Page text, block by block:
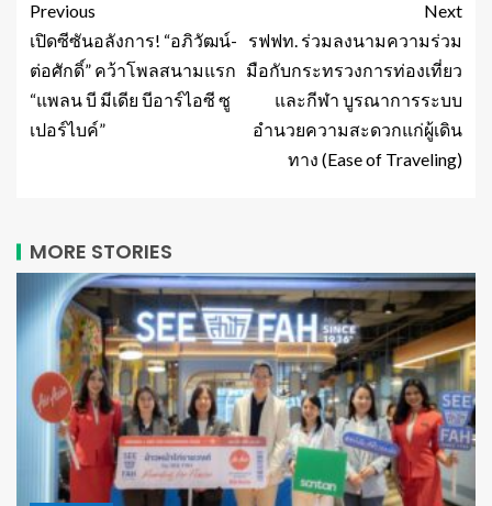
Previous
เปิดซีซันอลังการ! “อภิวัฒน์-
ต่อศักดิ์” คว้าโพลสนามแรก
“แพลน บี มีเดีย บีอาร์ไอซี ซู
เปอร์ไบค์”
Next
รฟฟท. ร่วมลงนามความร่วม
มือกับกระทรวงการท่องเที่ยว
และกีฬา บูรณาการระบบ
อำนวยความสะดวกแก่ผู้เดิน
ทาง (Ease of Traveling)
MORE STORIES